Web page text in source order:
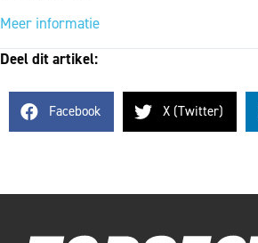
Meer informatie
Deel dit artikel:
Facebook X (Twitter)